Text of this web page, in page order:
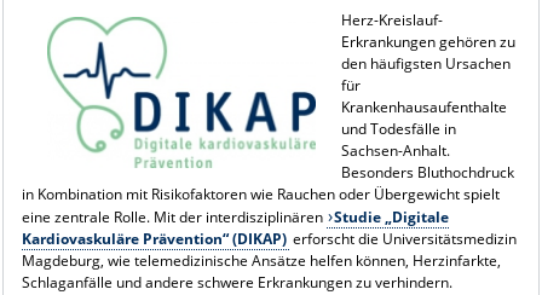
Herz-Kreislauf-
Erkrankungen gehören zu
den häufigsten Ursachen
für
Krankenhausaufenthalte
und Todesfälle in
Sachsen-Anhalt.
Besonders Bluthochdruck
in Kombination mit Risikofaktoren wie Rauchen oder Übergewicht spielt
eine zentrale Rolle. Mit der interdisziplinären Studie „Digitale
Kardiovaskuläre Prävention“ (DIKAP) erforscht die Universitätsmedizin
Magdeburg, wie telemedizinische Ansätze helfen können, Herzinfarkte,
Schlaganfälle und andere schwere Erkrankungen zu verhindern.